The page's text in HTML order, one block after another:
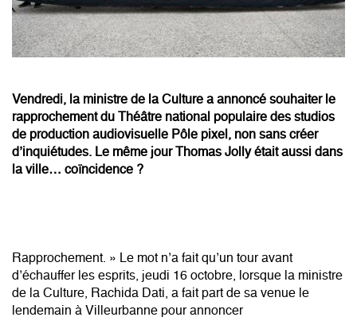
Vendredi, la ministre de la Culture a annoncé souhaiter le
rapprochement du Théâtre national populaire des studios
de production audiovisuelle Pôle pixel, non sans créer
d’inquiétudes. Le même jour Thomas Jolly était aussi dans
la ville… coïncidence ?
Rapprochement. » Le mot n’a fait qu’un tour avant
d’échauffer les esprits, jeudi 16 octobre, lorsque la ministre
de la Culture, Rachida Dati, a fait part de sa venue le
lendemain à Villeurbanne pour annoncer